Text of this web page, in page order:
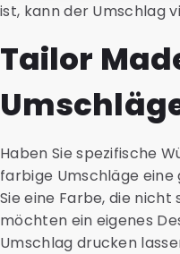
ist, kann der Umschlag
Tailor
Haben Sie spezifische
farbige Umschläge eine
Sie eine Farbe, die
möchten ein eigenes
Umschlag drucken